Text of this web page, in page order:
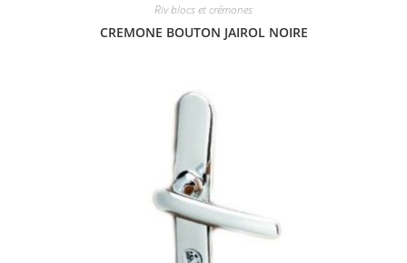
Riv blocs et crémones
CREMONE BOUTON JAIROL NOIRE